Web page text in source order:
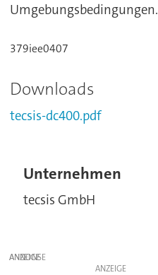
Umgebungsbedingungen.
379iee0407
Downloads
tecsis-dc400.pdf
Unternehmen
tecsis GmbH
ANZEIGE
ANZEIGE